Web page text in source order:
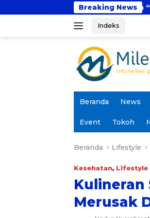
ke
Breaking News
Fenomena “Kabur Aja Dulu”:
Indeks
Beranda News
Event Tokoh
Beranda Lifestyle
Kesehatan, Lifestyle
Kulineran
Merusak